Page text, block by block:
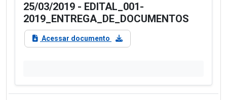
25/03/2019 - EDITAL_001-
2019_ENTREGA_DE_DOCUMENTOS
Acessar documento